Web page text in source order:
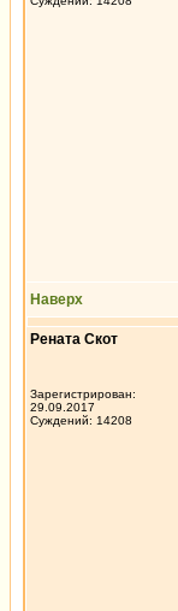
Наверх
Рената Скот
Зарегистрирован:
29.09.2017
Суждений: 14208